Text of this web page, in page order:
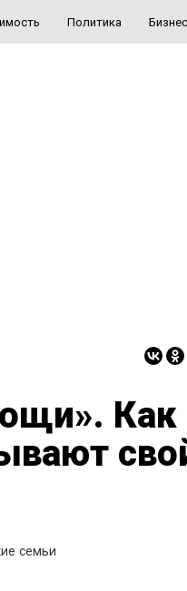
Политика Бизнес
Как